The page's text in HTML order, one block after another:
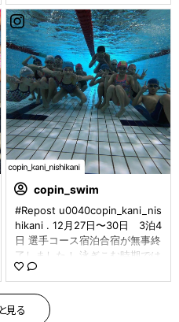
谷柚月さん 200m 平泳ぎ 2分30
秒39 宇治店 岡田龍磨くん 200
m 平泳ぎ 2分21秒22 #コパン #
選手 #JO #辰巳 #ラスト辰巳 #
ガラケー #感染 #copin_sk628
copin_swim
#Repost u0040copin_kani_nis
hikani . 12月27日〜30日 3泊4
日 選手コース宿泊合宿が無事終
了しました！ 泳ぎこむ時期では
ありますが みんながそれぞれの
目的に向かって 前向きに取り組
む姿が見られました！👏 中高生
は陸上トレーニングなどを実施
見る